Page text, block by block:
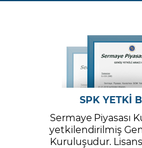
SPK YETKİ
Sermaye Piyasası
yetkilendirilmiş
Kuruluşudur.